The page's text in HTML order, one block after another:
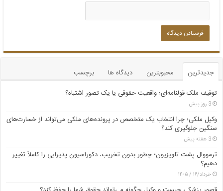
جدیدترین محبوبترین دیدگاه ها
برچسب
توقیف ملک قولنامه‌ای؛ واقعیت حقوقی یا یک تصور اشتباه؟
3 روز پیش
وکیل ملکی؛ چرا انتخاب یک متخصص در پرونده‌های ملکی می‌تواند از خسارت‌های
سنگین جلوگیری کند؟
3 هفته پیش
ترمووال پشت تلویزیون؛ چطور بدون تخریب، دکوراسیون پذیرایی را کاملاً تغییر
دهیم؟
خرداد/۱۶ / ۱۴۰۵